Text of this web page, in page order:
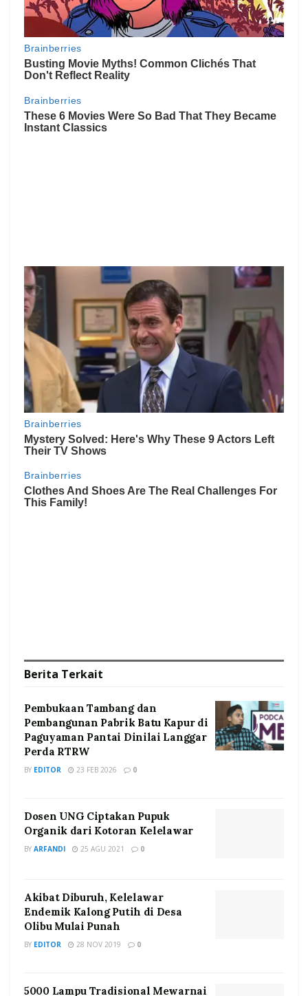
Berita Terkait
Pembukaan Tambang dan
Pembangunan Pabrik Batu Kapur di
Paguyaman Pantai Dinilai Langgar
Perda RTRW
BY EDITOR 23 FEB 2026 0
Dosen UNG Ciptakan Pupuk
Organik dari Kotoran Kelelawar
BY ARFANDI 25 AGU 2021 0
Akibat Diburuh, Kelelawar
Endemik Kalong Putih di Desa
Olibu Mulai Punah
BY EDITOR 28 NOV 2019 0
5000 Lampu Tradisional Mewarnai